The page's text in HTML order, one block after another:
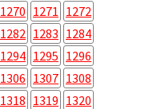
1270 1271 1272
1282 1283 1284
1294 1295 1296
1306 1307 1308
1318 1319 1320